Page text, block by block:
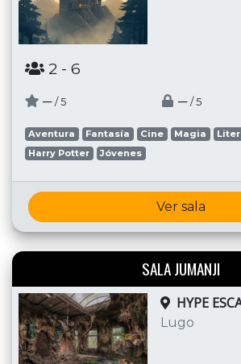
2 - 6
─ / 5 ─ / 5
Aventura Fantasía Cine Magia
Harry Potter
Jóvenes
Ver sala
SALA JUMANJI
HYPE
Lugo